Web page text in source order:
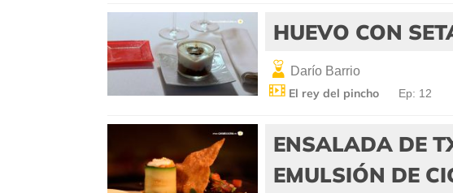
HUEVO CON
Darío Barrio
El rey del pincho Ep: 12
ENSALADA DE
EMULSIÓN DE